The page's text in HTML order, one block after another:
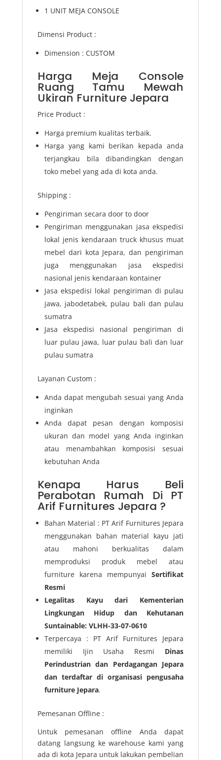
1 UNIT MEJA CONSOLE
Dimensi Product :
Dimension : CUSTOM
Harga Meja Console
Ruang Tamu Mewah
Ukiran Furniture Jepara
Price Product :
Harga premium kualitas terbaik.
Harga yang kami berikan kepada anda
terjangkau bila dibandingkan dengan
toko mebel yang ada di kota anda.
Shipping :
Pengiriman secara door to door
Pengiriman menggunakan jasa ekspedisi
lokal jenis kendaraan truck khusus muat
mebel dari kota Jepara, dan pengiriman
juga menggunakan jasa ekspedisi
nasional jenis kendaraan kontainer
Jasa ekspedisi lokal pengiriman di pulau
jawa, jabodetabek, pulau bali dan pulau
sumatra
Jasa ekspedisi nasional pengiriman di
luar pulau jawa, luar pulau bali dan luar
pulau sumatra
Layanan Custom :
Anda dapat mengubah sesuai yang Anda
inginkan
Anda dapat pesan dengan komposisi
ukuran dan model yang Anda inginkan
atau menambahkan komposisi sesuai
kebutuhan Anda
Kenapa Harus Beli
Perabotan Rumah Di PT
Arif Furnitures Jepara ?
Bahan Material : PT Arif Furnitures Jepara
menggunakan bahan material kayu jati
atau mahoni berkualitas dalam
memproduksi produk mebel atau
furniture karena mempunyaiSertifikat
Resmi
Legalitas Kayu dari Kementerian
Lingkungan Hidup dan Kehutanan
Suntainable: VLHH-33-07-0610
Terpercaya : PT Arif Furnitures Jepara
memiliki Ijin Usaha Resmi Dinas
Perindustrian dan Perdagangan Jepara
dan terdaftar di organisasi pengusaha
furniture Jepara.
Pemesanan Offline :
Untuk pemesanan offline Anda dapat
datang langsung ke warehouse kami yang
ada di kota Jepara untuk lakukan pembelian